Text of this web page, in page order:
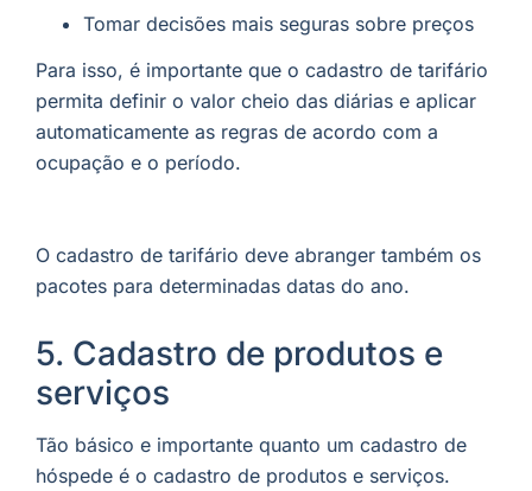
Tomar decisões mais seguras sobre preços
Para isso, é importante que o cadastro de tarifário
permita definir o valor cheio das diárias e aplicar
automaticamente as regras de acordo com a
ocupação e o período.
O cadastro de tarifário deve abranger também os
pacotes para determinadas datas do ano.
5. Cadastro de produtos e
serviços
Tão básico e importante quanto um cadastro de
hóspede é o cadastro de produtos e serviços.